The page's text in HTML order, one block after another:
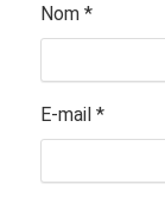
Nom *
E-mail *